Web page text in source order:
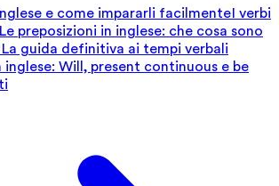
e come impararli facilmenteI verbi
Le preposizioni in inglese: che cosa sono
La guida definitiva ai tempi verbali
inglese: Will, present continuous e be